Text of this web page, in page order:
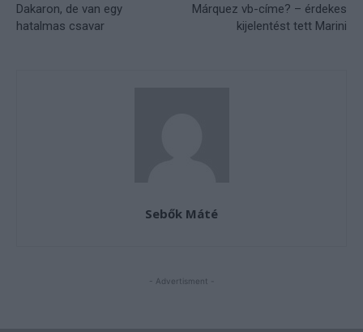
Dakaron, de van egy
hatalmas csavar
Márquez vb-címe? – érdekes
kijelentést tett Marini
Sebők Máté
- Advertisment -